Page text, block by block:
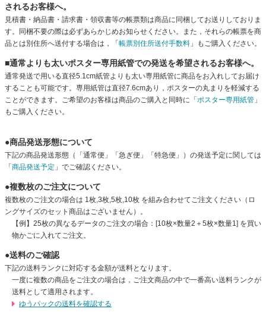
されるお客様へ。
見積書・納品書・請求書・領収書等の帳票類は商品に同梱してお送りしておりま
す。同梱不要の際は必ずあらかじめお知らせください。また，それらの帳票を商
品とは別住所へ送付する場合は，「 帳票別住所送付手数料 」もご購入ください。
■通常よりも太いポスター専用紙管での発送を希望されるお客様へ。
通常発送で用いる直径5.1cm紙管よりも太い専用紙管に商品をお入れしてお届け
することも可能です。専用紙管は直径7.6cmあり，ポスターの丸まりを軽減する
ことができます。ご希望のお客様は商品のご購入と同時に「 ポスター専用紙管 」
もご購入ください。
●商品発送形態について
下記の商品発送形態（「通常便」「急ぎ便」「特急便」）の発送予定に関しては
「 商品発送予定 」でご確認ください。
●複数枚のご注文について
複数枚のご注文の場合は 1枚,3枚,5枚,10枚 を組み合わせてご注文ください（ロ
ングサイズのセット商品はございません）。
【例】25枚の異なるデータのご注文の場合：[10枚×数量2＋5枚×数量1] を買い
物かごに入れてご注文。
●送料のご確認
下記の送料ランクに対応する金額が送料となります。
一度に複数の商品をご注文の場合は，ご注文商品の中で一番高い送料ランクが
送料として適用されます。
ゆうパックの送料を確認する